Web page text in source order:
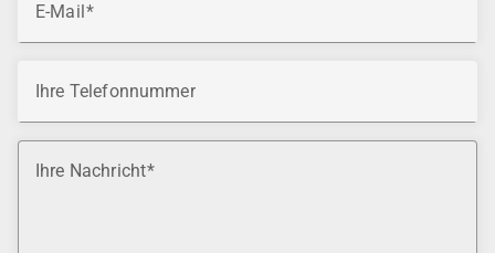
E-Mail
Ihre Telefonnummer
Ihre Nachricht